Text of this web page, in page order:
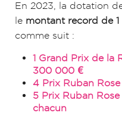
En 2023, la dotation
le montant record de
comme suit :
1 Grand Prix de la
300 000 €
4 Prix Ruban
5 Prix Ruban
chacun